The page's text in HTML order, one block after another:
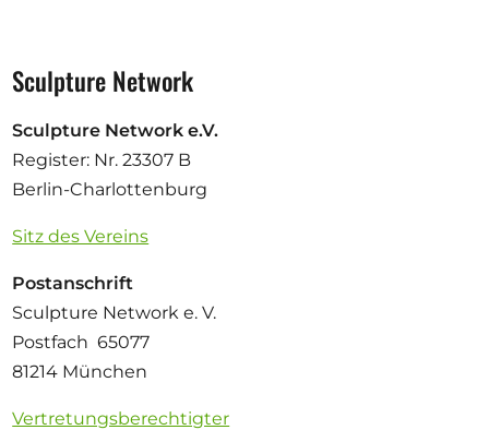
Sculpture Network
Sculpture Network e.V.
Register: Nr. 23307 B
Berlin-Charlottenburg
Sitz des Vereins
Postanschrift
Sculpture Network e. V.
Postfach 65077
81214 München
Vertretungsberechtigter